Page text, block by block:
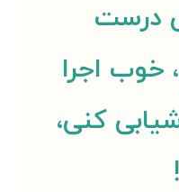
درست
خوب اجرا
کنی،